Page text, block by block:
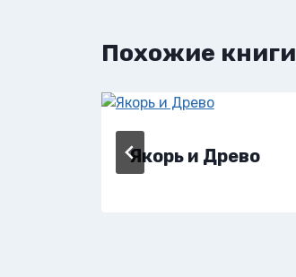
Похожие книги
Якорь и Древо